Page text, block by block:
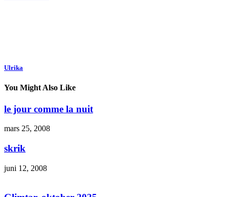
Ulrika
You Might Also Like
le jour comme la nuit
mars 25, 2008
skrik
juni 12, 2008